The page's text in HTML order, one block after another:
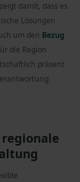
damit, dass es
Lösungen
um den Bezug
die Region
präsent